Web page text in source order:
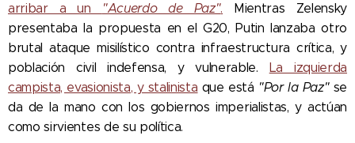
arribar a un
"Acuerdo de Paz". Mientras Zelensky
presentaba la propuesta en el G20, Putin lanzaba otro
brutal ataque misilístico contra infraestructura crítica, y
población civil indefensa, y vulnerable.
La izquierda
campista, evasionista, y stalinista que está "Por la Paz" se
da de la mano con los gobiernos imperialistas, y actúan
como sirvientes de su política.